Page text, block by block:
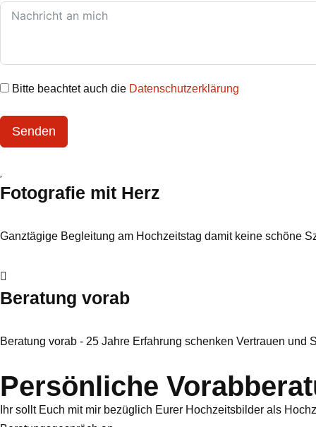
Bitte beachtet auch die Datenschutzerklärung
Senden
Fotografie mit Herz
Ganztägige Begleitung am Hochzeitstag damit keine schöne
Beratung vorab
Beratung vorab - 25 Jahre Erfahrung schenken Vertrauen und
Persönliche
Ihr sollt Euch mit mir bezüglich Eurer Hochzeitsbilder als